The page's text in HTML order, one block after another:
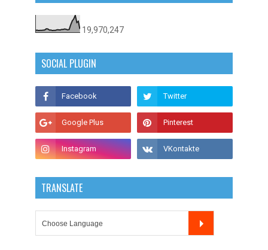
19,970,247
SOCIAL PLUGIN
TRANSLATE